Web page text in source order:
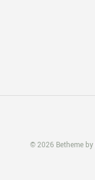
© 2026 Betheme by